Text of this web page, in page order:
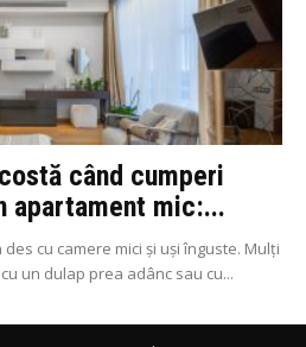
când cumperi
apartament mic:...
cu camere mici și uși înguste. Mulți
un dulap prea adânc sau cu...